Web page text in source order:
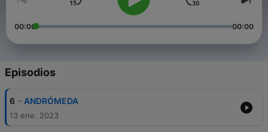
00:00 00:00
Episodios
6 - ANDRÓMEDA
13 ene. 2023